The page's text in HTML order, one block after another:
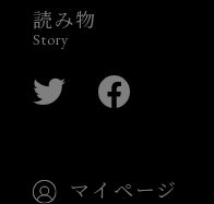
読み物
Story
マイページ